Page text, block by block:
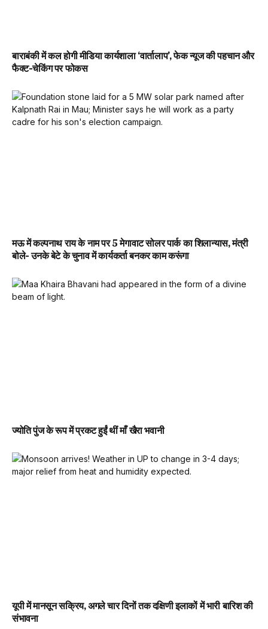
बाराबंकी में कल होगी मीडिया कार्यशाला ‘वार्तालाप’, फेक न्यूज की पहचान और
फैक्ट-चेकिंग पर फोकस
मऊ में कल्पनाथ राय के नाम पर 5 मेगावाट सोलर पार्क का शिलान्यास, मंत्री
बोले- उनके बेटे के चुनाव में कार्यकर्ता बनकर काम करूंगा
ज्योति पुंज के रूप में प्रकट हुईं थीं माँ खैरा भवानी
यूपी में मानसून सक्रिय, अगले चार दिनों तक दक्षिणी इलाकों में भारी बारिश की
संभावना